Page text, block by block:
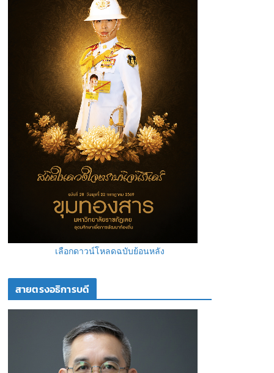
เลือกดาวน์โหลดฉบับย้อนหลัง
สายตรงอธิการบดี